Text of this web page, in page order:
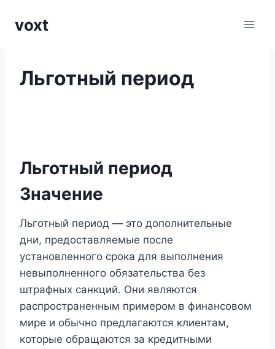
voxt
Льготный период
Льготный период
Значение
Льготный период — это дополнительные
дни, предоставляемые после
установленного срока для выполнения
невыполненного обязательства без
штрафных санкций. Они являются
распространенным примером в финансовом
мире и обычно предлагаются клиентам,
которые обращаются за кредитными